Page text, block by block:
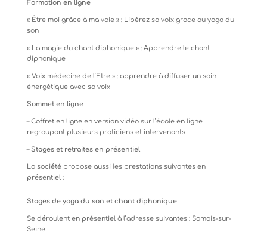
Formation en ligne
« Être moi grâce à ma voie » : Libérez sa voix grace au yoga du
son
« La magie du chant diphonique » : Apprendre le chant
diphonique
« Voix médecine de l’Etre » : apprendre à diffuser un soin
énergétique avec savoix
Sommet en ligne
– Coffret en ligne en version vidéo sur l’école en ligne
regroupant plusieurs praticiens et intervenants
– Stages et retraites en présentiel
La société propose aussi les prestations suivantes en
présentiel :
Stages de yoga du son et chantdiphonique
Se déroulent en présentiel à l’adresse suivantes : Samois-sur-
Seine